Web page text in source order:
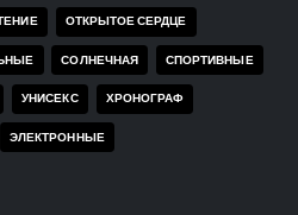
ОТКРЫТОЕ СЕРДЦЕ
СОЛНЕЧНАЯ СПОРТИВНЫЕ
УНИСЕКС ХРОНОГРАФ
ЭЛЕКТРОННЫЕ